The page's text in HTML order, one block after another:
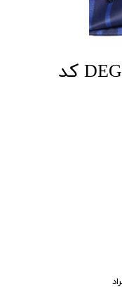
پیراهن جعبه ای برند DEGEST کد